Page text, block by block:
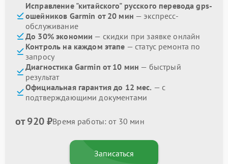
Исправление "китайского" русского перевода gps-
ошейников Garmin от 20 мин — экспресс-
обслуживание
До 30% экономии — скидки при заявке онлайн
Контроль на каждом этапе — статус ремонта по
запросу
Диагностика Garmin от 10 мин — быстрый
результат
Официальная гарантия до 12 мес. — с
подтверждающими документами
от 920 ₽Время работы: от 30 мин
Записаться